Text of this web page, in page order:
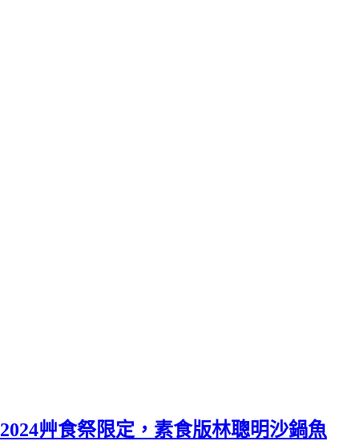
2024艸食祭限定，素食版林聰明沙鍋魚